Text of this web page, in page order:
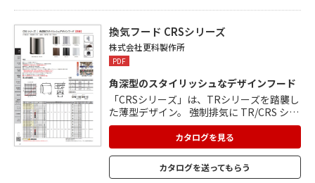
換気フード CRSシリーズ
株式会社更科製作所
PDF
角深型のスタイリッシュなデザインフード
「CRSシリーズ」は、TRシリーズを踏襲し
た薄型デザイン。 強制排気に TR/CRS シリ
ーズ・自然給気に RK シリーズ等組合せが
可能。 薄型設計なので、隣地境界が狭い場
所に最適。 フード上部を斜めに塞ぐこと
で、鳥の巣が作りにくい構造になっていま
す。 防音効果があり、音楽室・シアタール
カタログを見る
カタログを送ってもらう